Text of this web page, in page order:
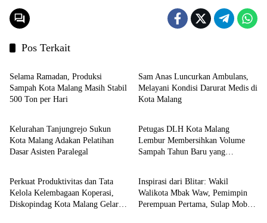
Pos Terkait
Layanan Publik
Selama Ramadan, Produksi
Sampah Kota Malang Masih Stabil
500 Ton per Hari
Sam Anas Luncurkan Ambulans,
Melayani Kondisi Darurat Medis di
Kota Malang
Layanan Publik
Kelurahan Tanjungrejo Sukun
Kota Malang Adakan Pelatihan
Dasar Asisten Paralegal
Layanan Publik
Petugas DLH Kota Malang
Lembur Membersihkan Volume
Sampah Tahun Baru yang
Layanan Publik
Perkuat Produktivitas dan Tata
Kelola Kelembagaan Koperasi,
Diskopindag Kota Malang Gelar
Layanan Publik
Inspirasi dari Blitar: Wakil
Walikota Mbak Waw, Pemimpin
Perempuan Pertama, Sulap Mobil